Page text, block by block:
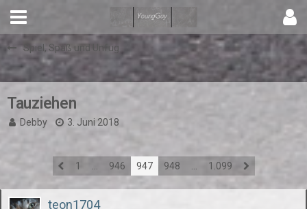
Spiel, Spaß und Unfug
Tauziehen
Debby 3. Juni 2018
1 946 947 948 1.099
teon1704